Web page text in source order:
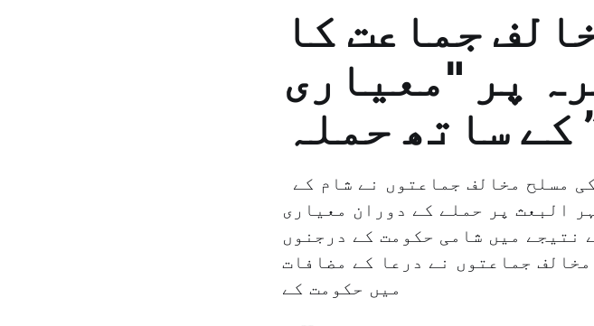
جماعت کا
پر "معیاری
کے ساتھ حملہ
البعث پر حملے کے دوران معیاری
نتیجے میں شامی حکومت کے درجنوں
مخالف جماعتوں نے درعا کے مضافات
میں حکومت کے